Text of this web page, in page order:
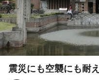
震災にも空襲にも耐